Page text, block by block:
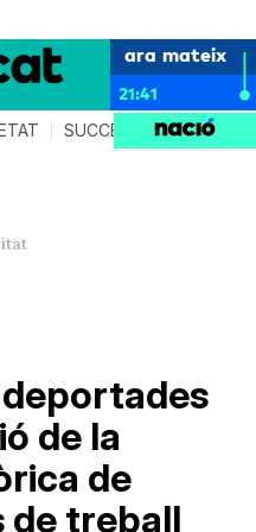
ara mateix
21:41
SUCCESSOS
de la
de
de treball